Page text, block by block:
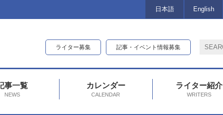
日本語 English
ライター募集 記事・イベント情報募集
事一覧
NEWS
カレンダー
CALENDAR
ライター紹介
WRITERS